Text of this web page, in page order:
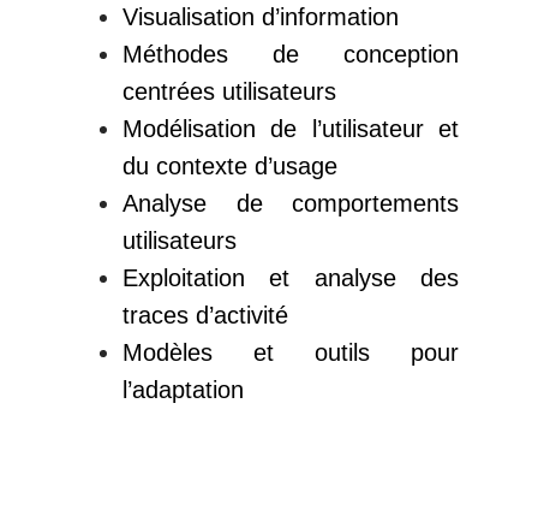
Visualisation d’information
Méthodes de conception
centrées utilisateurs
Modélisation de l’utilisateur et
du contexte d’usage
Analyse de comportements
utilisateurs
Exploitation et analyse des
traces d’activité
Modèles et outils pour
l’adaptation